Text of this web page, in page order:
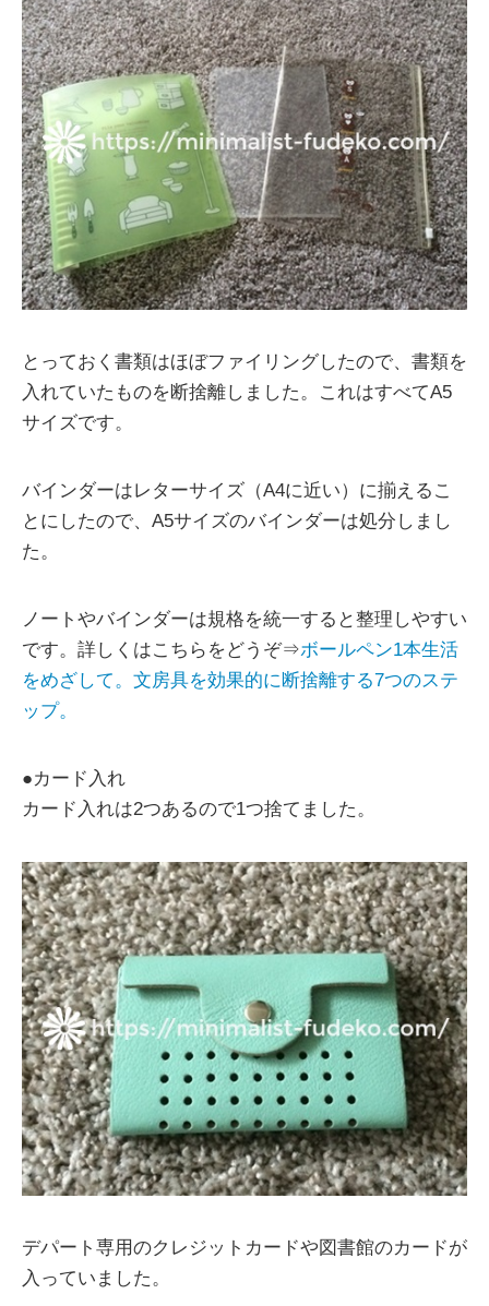
とっておく書類はほぼファイリングしたので、書類を
入れていたものを断捨離しました。これはすべてA5
サイズです。
バインダーはレターサイズ（A4に近い）に揃えるこ
とにしたので、A5サイズのバインダーは処分しまし
た。
ノートやバインダーは規格を統一すると整理しやすい
です。詳しくはこちらをどうぞ⇒ボールペン1本生活
をめざして。文房具を効果的に断捨離する7つのステ
ップ。
●カード入れ
カード入れは2つあるので1つ捨てました。
デパート専用のクレジットカードや図書館のカードが
入っていました。